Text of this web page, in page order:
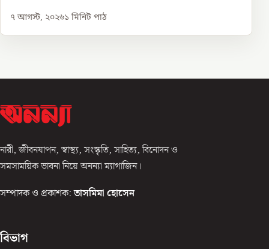
৭ আগস্ট, ২০২৬১ মিনিট পাঠ
নারী, জীবনযাপন, স্বাস্থ্য, সংস্কৃতি, সাহিত্য, বিনোদন ও
সমসাময়িক ভাবনা নিয়ে অনন্যা ম্যাগাজিন।
সম্পাদক ও প্রকাশক: তাসমিমা হোসেন
বিভাগ